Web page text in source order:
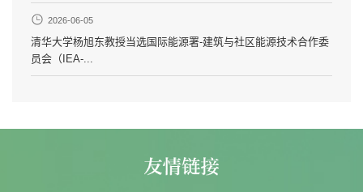
2026-06-05
清华大学杨旭东教授当选国际能源署-建筑与社区能源技术合作委
员会（IEA-...